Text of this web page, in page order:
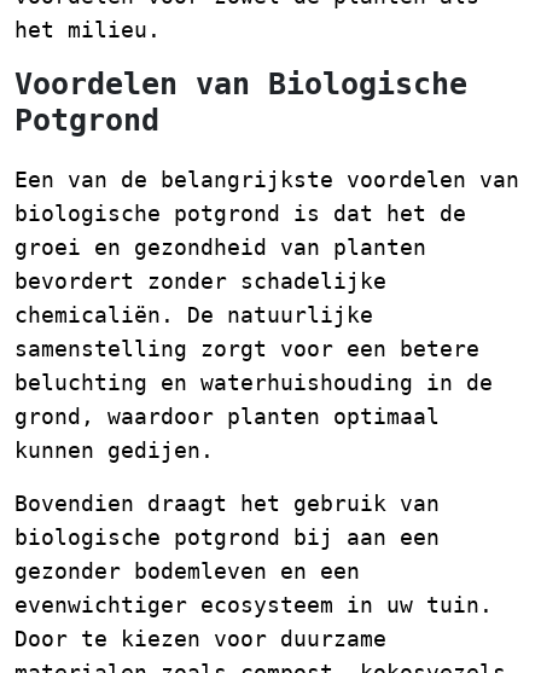
het milieu.
Voordelen van Biologische
Potgrond
Een van de belangrijkste voordelen van
biologische potgrond is dat het de
groei en gezondheid van planten
bevordert zonder schadelijke
chemicaliën. De natuurlijke
samenstelling zorgt voor een betere
beluchting en waterhuishouding in de
grond, waardoor planten optimaal
kunnen gedijen.
Bovendien draagt het gebruik van
biologische potgrond bij aan een
gezonder bodemleven en een
evenwichtiger ecosysteem in uw tuin.
Door te kiezen voor duurzame